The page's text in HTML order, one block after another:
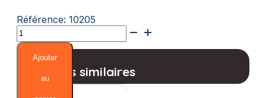
Référence: 10205
quantité
de
Arrosoir
coloré
Ajouter
au
Produits similaires